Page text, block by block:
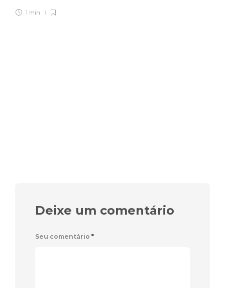
1 min
Deixe um comentário
Seu comentário *